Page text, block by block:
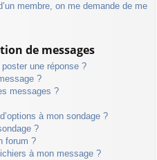
membre, on me demande de me
de messages
une réponse ?
?
messages ?
à mon sondage ?
?
forum ?
à mon message ?